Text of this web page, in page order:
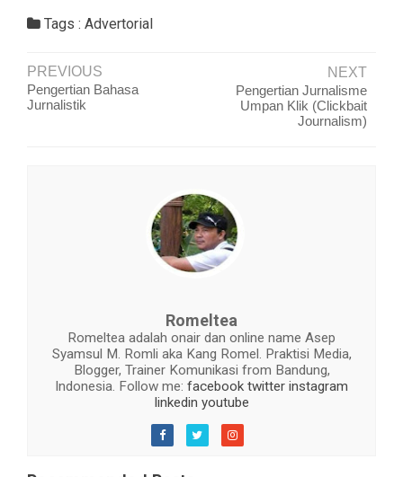
Tags : Advertorial
PREVIOUS
Pengertian Bahasa
Jurnalistik
NEXT
Pengertian Jurnalisme
Umpan Klik (Clickbait
Journalism)
Romeltea
Romeltea adalah onair dan online name Asep
Syamsul M. Romli aka Kang Romel. Praktisi Media,
Blogger, Trainer Komunikasi from Bandung,
Indonesia. Follow me: facebook twitter instagram
linkedin youtube